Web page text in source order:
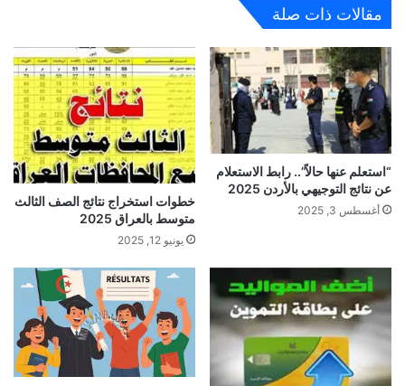
مقالات ذات صلة
“استعلم عنها حالاً”.. رابط الاستعلام
عن نتائج التوجيهي بالأردن 2025
أغسطس 3, 2025
خطوات استخراج نتائج الصف الثالث
متوسط بالعراق 2025
يونيو 12, 2025